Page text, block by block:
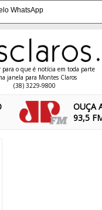
WhatsApp
para o que é notícia em toda parte
janela para Montes Claros
(38) 3229-9800
OUÇA
93,5